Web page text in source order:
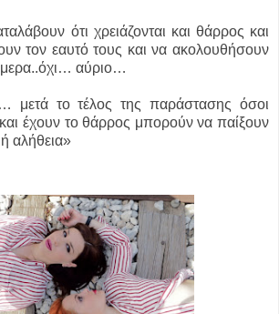
ότι χρειάζονται και θάρρος και
τον εαυτό τους και να ακολουθήσουν
αύριο…
μετά το τέλος της παράστασης όσοι
έχουν το θάρρος μπορούν να παίξουν
αλήθεια»